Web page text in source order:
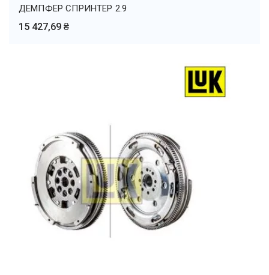
ДЕМПФЕР СПРИНТЕР 2.9
15 427,69 ₴